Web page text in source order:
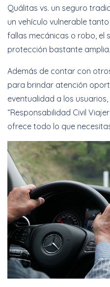
Quálitas vs. un seguro
un vehículo vulnerable
fallas mecánicas o robo, el
protección bastante amplia.
Además de contar con
para brindar atención
eventualidad a los
“Responsabilidad Civil
ofrece todo lo que